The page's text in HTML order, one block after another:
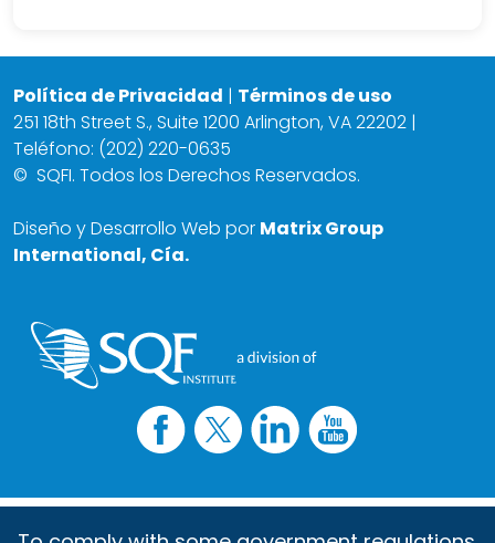
Política de Privacidad | Términos de uso
251 18th Street S., Suite 1200 Arlington, VA 22202 |
Teléfono: (202) 220-0635
© SQFI. Todos los Derechos Reservados.
Diseño y Desarrollo Web por Matrix Group
International, Cía.